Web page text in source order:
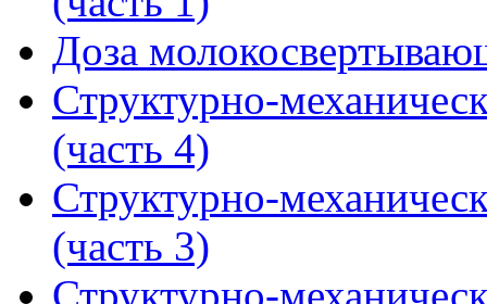
Доза
Структурно-
(часть 4)
Структурно-
(часть 3)
Структурно-